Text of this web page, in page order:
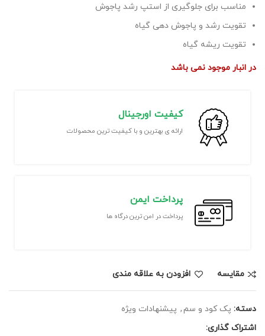
مناسب برای جلوگیری از استپ رشد پاجوش
تقویت رشد و پاجوش دهی گیاه
تقویت ریشه گیاه
در انبار موجود نمی باشد
کیفیت اورجینال
ارائه ی بهترین و با کیفیت ترین محصولات
پرداخت ایمن
پرداخت در امن ترین درگاه ها
مقايسه افزودن به علاقه مندی
دسته: پک کود و سم, پیشنهادات ویژه
اشتراک گذاری: